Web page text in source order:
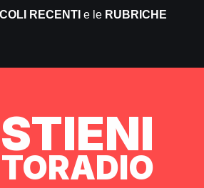
RECENTI e le RUBRICHE